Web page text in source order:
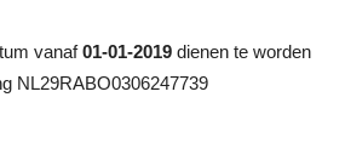
domainnaam
vanaf01-01-2019 dienen te worden
NL29RABO0306247739